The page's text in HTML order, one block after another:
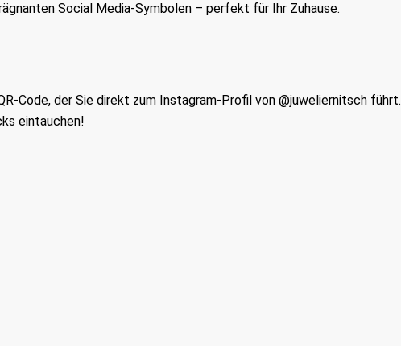
Social Media-Symbolen – perfekt für Ihr Zuhause.
Code, der Sie direkt zum Instagram-Profil von @juweliernitsch führt.
eintauchen!